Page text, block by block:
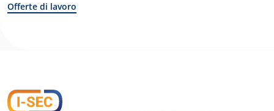
Offerte di lavoro